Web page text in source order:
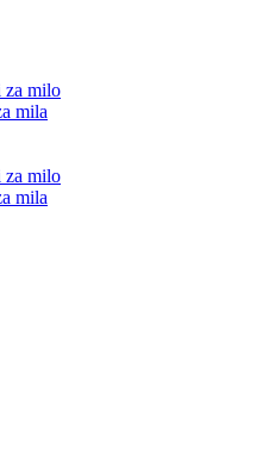
za milo
mila
za milo
mila